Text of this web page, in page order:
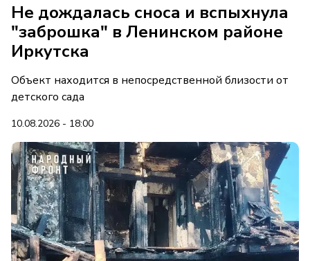
Не дождалась сноса и вспыхнула
"заброшка" в Ленинском районе
Иркутска
Объект находится в непосредственной близости от
детского сада
10.08.2026 - 18:00